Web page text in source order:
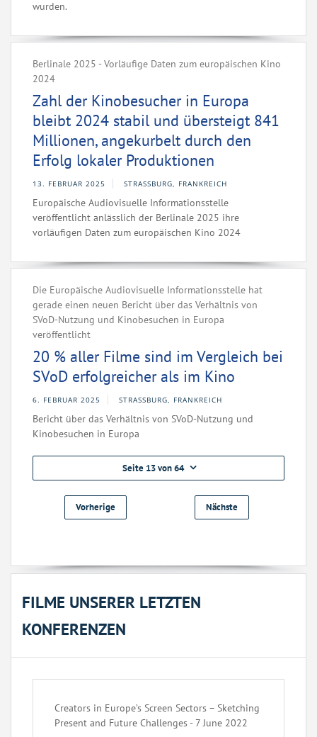
wurden.
Berlinale 2025 - Vorläufige Daten zum europäischen Kino
2024
Zahl der Kinobesucher in Europa
bleibt 2024 stabil und übersteigt 841
Millionen, angekurbelt durch den
Erfolg lokaler Produktionen
13. FEBRUAR 2025 STRASSBURG, FRANKREICH
Europäische Audiovisuelle Informationsstelle
veröffentlicht anlässlich der Berlinale 2025 ihre
vorläufigen Daten zum europäischen Kino 2024
Die Europäische Audiovisuelle Informationsstelle hat
gerade einen neuen Bericht über das Verhältnis von
SVoD-Nutzung und Kinobesuchen in Europa
veröffentlicht
20 % aller Filme sind im Vergleich bei
SVoD erfolgreicher als im Kino
6. FEBRUAR 2025 STRASSBURG, FRANKREICH
Bericht über das Verhältnis von SVoD-Nutzung und
Kinobesuchen in Europa
Seite 13 von 64
Vorherige Nächste
FILME UNSERER LETZTEN
KONFERENZEN
Creators in Europe’s Screen Sectors – Sketching
Present and Future Challenges - 7 June 2022